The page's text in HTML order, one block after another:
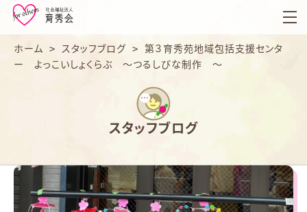
育
秀
会
ホーム > スタッフブログ > 第３育秀苑地域包括支援センタ
ー よっこいしょくらぶ ～つるしびな制作 ～
スタッフブログ